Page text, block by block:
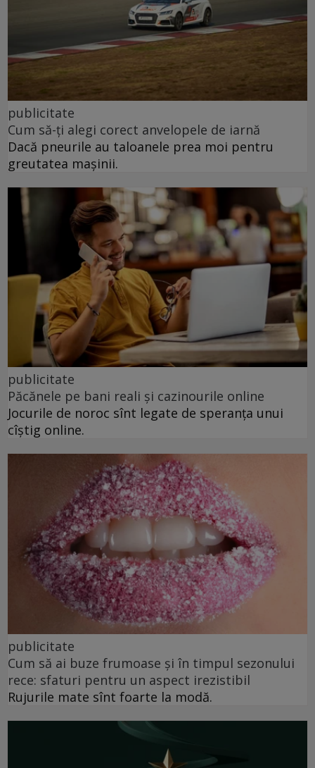
publicitate
Cum să-ți alegi corect anvelopele de iarnă
Dacă pneurile au taloanele prea moi pentru
greutatea mașinii.
publicitate
Păcănele pe bani reali și cazinourile online
Jocurile de noroc sînt legate de speranța unui
cîștig online.
publicitate
Cum să ai buze frumoase şi în timpul sezonului
rece: sfaturi pentru un aspect irezistibil
Rujurile mate sînt foarte la modă.